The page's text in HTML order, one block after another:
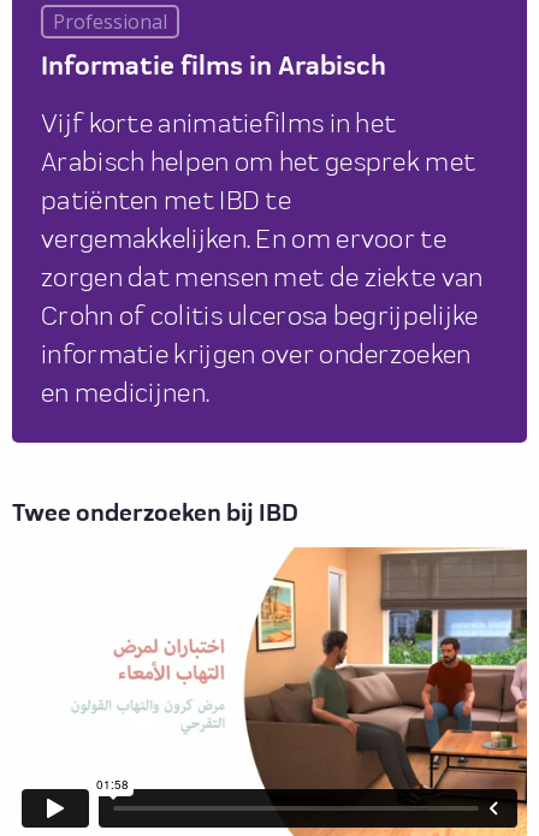
Professional
Informatie films in Arabisch
Vijf korte animatiefilms in het
Arabisch helpen om het gesprek met
patiënten met IBD te
vergemakkelijken. En om ervoor te
zorgen dat mensen met de ziekte van
Crohn of colitis ulcerosa begrijpelijke
informatie krijgen over onderzoeken
en medicijnen.
Twee onderzoeken bij IBD